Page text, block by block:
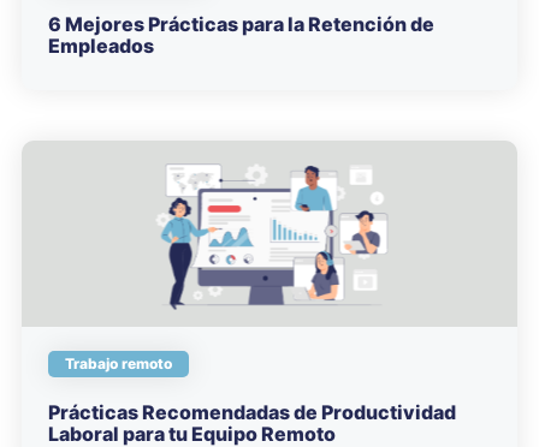
6 Mejores Prácticas para la Retención de
Empleados
Trabajo remoto
Prácticas Recomendadas de Productividad
Laboral para tu Equipo Remoto